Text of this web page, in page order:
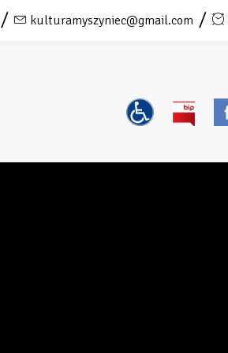
kulturamyszyniec@gmail.com